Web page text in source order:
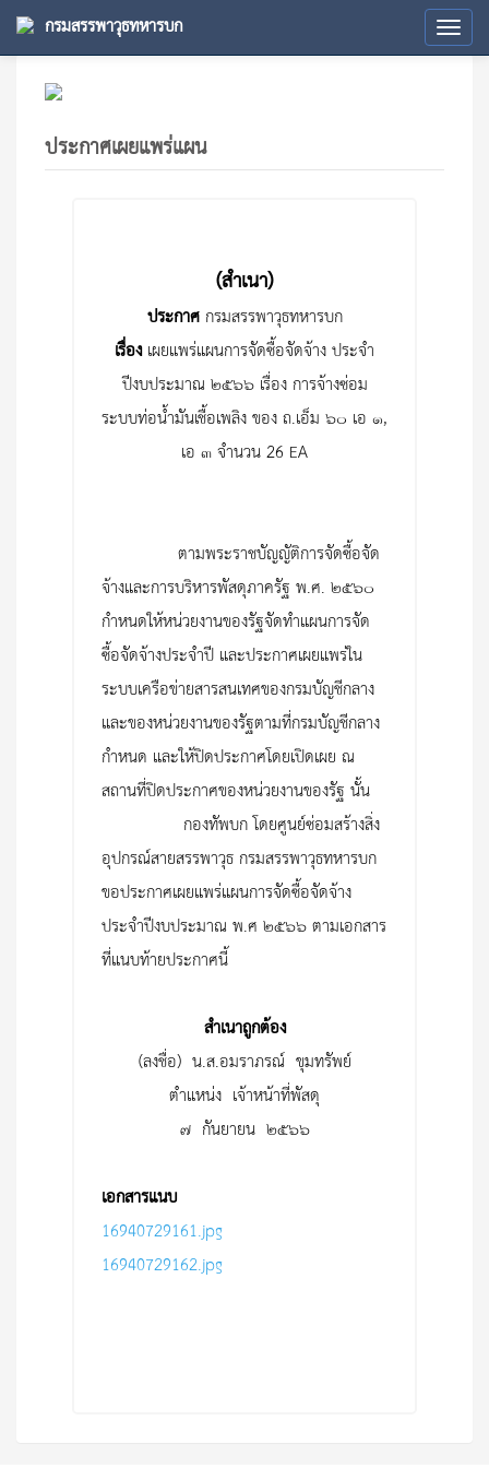
กรมสรรพาวุธทหารบก
ประกาศเผยแพร่แผน
(สำเนา)
ประกาศกรมสรรพาวุธทหารบก
เรื่องเผยแพร่แผนการจัดซื้อจัดจ้าง ประจำ
ปีงบประมาณ ๒๕๖๖ เรื่อง การจ้างซ่อม
ระบบท่อน้ำมันเชื้อเพลิง ของ ถ.เอ็ม ๖๐ เอ ๑,
เอ ๓ จำนวน 26 EA
ตามพระราชบัญญัติการจัดซื้อจัด
จ้างและการบริหารพัสดุภาครัฐ พ.ศ. ๒๕๖๐
กำหนดให้หน่วยงานของรัฐจัดทำแผนการจัด
ซื้อจัดจ้างประจำปี และประกาศเผยแพร่ใน
ระบบเครือข่ายสารสนเทศของกรมบัญชีกลาง
และของหน่วยงานของรัฐตามที่กรมบัญชีกลาง
กำหนด และให้ปิดประกาศโดยเปิดเผย ณ
สถานที่ปิดประกาศของหน่วยงานของรัฐ นั้น
กองทัพบก โดยศูนย์ซ่อมสร้างสิ่ง
อุปกรณ์สายสรรพาวุธ กรมสรรพาวุธทหารบก
ขอประกาศเผยแพร่แผนการจัดซื้อจัดจ้าง
ประจำปีงบประมาณ พ.ศ ๒๕๖๖ ตามเอกสาร
ที่แนบท้ายประกาศนี้
สำเนาถูกต้อง
(ลงชื่อ) น.ส.อมราภรณ์ ขุมทรัพย์
ตำแหน่ง เจ้าหน้าที่พัสดุ
๗ กันยายน ๒๕๖๖
เอกสารแนบ
16940729161.jpg
16940729162.jpg